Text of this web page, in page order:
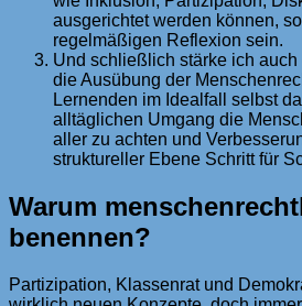
ausgerichtet werden können,
regelmäßigen Reflexion sein.
Und schließlich stärke ich
die Ausübung der
Lernenden im Idealfall selbst
alltäglichen Umgang die
aller zu achten und
struktureller Ebene Schritt für
Warum
benennen?
Partizipation, Klassenrat und